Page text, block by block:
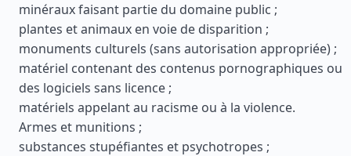
minéraux faisant partie du domaine public ;
plantes et animaux en voie de disparition ;
monuments culturels (sans autorisation appropriée) ;
matériel contenant des contenus pornographiques ou
des logiciels sans licence ;
matériels appelant au racisme ou à la violence.
Armes et munitions ;
substances stupéfiantes et psychotropes ;